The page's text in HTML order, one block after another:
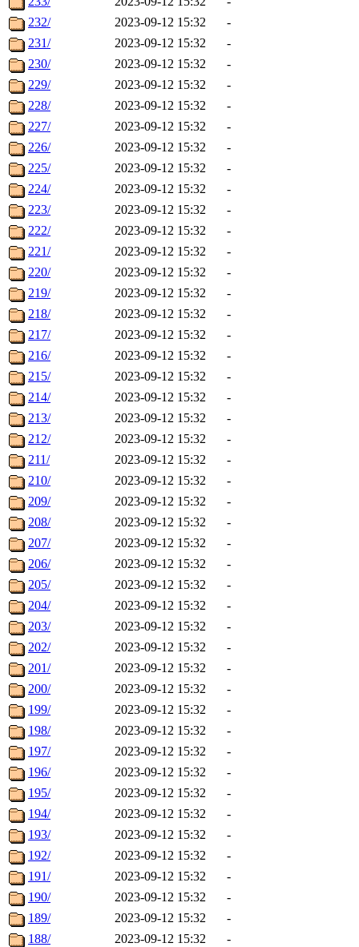
232/
2023-09-12 15:32
-
231/
2023-09-12 15:32
-
230/
2023-09-12 15:32
-
229/
2023-09-12 15:32
-
228/
2023-09-12 15:32
-
227/
2023-09-12 15:32
-
226/
2023-09-12 15:32
-
225/
2023-09-12 15:32
-
224/
2023-09-12 15:32
-
223/
2023-09-12 15:32
-
222/
2023-09-12 15:32
-
221/
2023-09-12 15:32
-
220/
2023-09-12 15:32
-
219/
2023-09-12 15:32
-
218/
2023-09-12 15:32
-
217/
2023-09-12 15:32
-
216/
2023-09-12 15:32
-
215/
2023-09-12 15:32
-
214/
2023-09-12 15:32
-
213/
2023-09-12 15:32
-
212/
2023-09-12 15:32
-
211/
2023-09-12 15:32
-
210/
2023-09-12 15:32
-
209/
2023-09-12 15:32
-
208/
2023-09-12 15:32
-
207/
2023-09-12 15:32
-
206/
2023-09-12 15:32
-
205/
2023-09-12 15:32
-
204/
2023-09-12 15:32
-
203/
2023-09-12 15:32
-
202/
2023-09-12 15:32
-
201/
2023-09-12 15:32
-
200/
2023-09-12 15:32
-
199/
2023-09-12 15:32
-
198/
2023-09-12 15:32
-
197/
2023-09-12 15:32
-
196/
2023-09-12 15:32
-
195/
2023-09-12 15:32
-
194/
2023-09-12 15:32
-
193/
2023-09-12 15:32
-
192/
2023-09-12 15:32
-
191/
2023-09-12 15:32
-
190/
2023-09-12 15:32
-
189/
2023-09-12 15:32
-
188/
2023-09-12 15:32
-